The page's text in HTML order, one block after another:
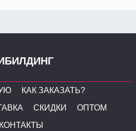
КАК ЗАКАЗАТЬ?
СКИДКИ
ОПТОМ
КОНТАКТЫ